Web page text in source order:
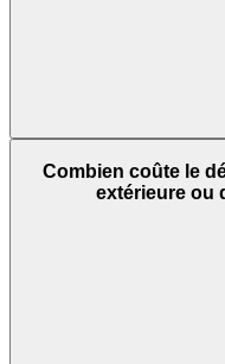
Combien coûte le
extérieure ou